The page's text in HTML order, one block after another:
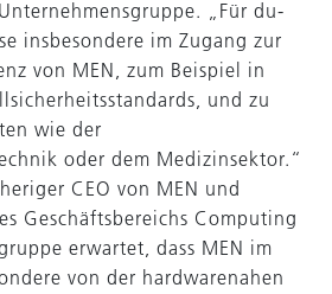
„Für du-
insbesondere im Zugang zur
von MEN, zum Beispiel in
und zu
wie der
oder dem Medizinsektor.“
CEO von MEN und
Geschäftsbereichs Computing
erwartet, dass MEN im
von der hardwarenahen